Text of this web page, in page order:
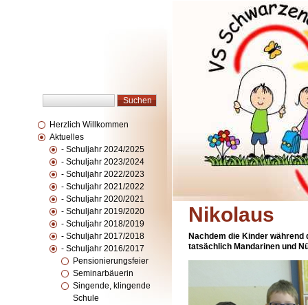
Herzlich Willkommen
Aktuelles
- Schuljahr 2024/2025
- Schuljahr 2023/2024
- Schuljahr 2022/2023
- Schuljahr 2021/2022
- Schuljahr 2020/2021
- Schuljahr 2019/2020
- Schuljahr 2018/2019
- Schuljahr 2017/2018
- Schuljahr 2016/2017
Pensionierungsfeier
Seminarbäuerin
Singende, klingende
Schule
Nikolaus
Nachdem die Kinder
tatsächlich Mandarinen und